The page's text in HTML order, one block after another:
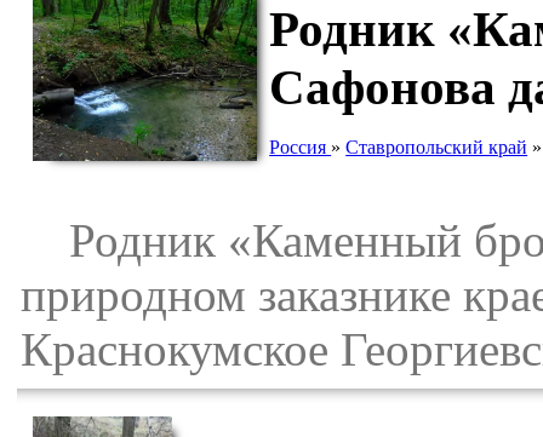
Родник
Сафонова
Россия »Ставропольский край
Родник «Каменный
природном заказнике
Краснокумское